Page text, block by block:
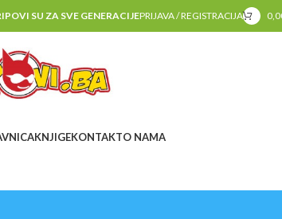
SU ZA SVE GENERACIJEPRIJAVA / REGISTRACIJA
KNJIGEKONTAKTO NAMA